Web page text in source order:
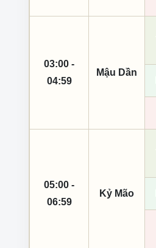
03:00 -
04:59
Mậu Dần
05:00 -
06:59
Kỷ Mão